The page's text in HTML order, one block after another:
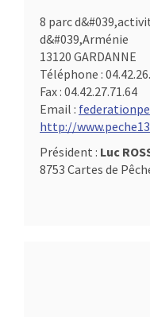
8 parc
d&#039,Arménie
13120 GARDANNE
Téléphone :
Fax : 04.42.27.71.64
Email :
http://
Président : Luc
8753 Cartes de